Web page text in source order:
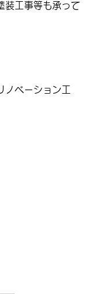
装工事等も承って
ベーション工